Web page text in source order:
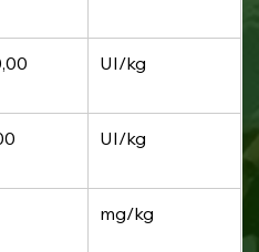
UI/kg
UI/kg
mg/kg